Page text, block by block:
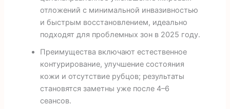
отложений с минимальной инвазивностью
и быстрым восстановлением, идеально
подходят для проблемных зон в 2025 году.
Преимущества включают естественное
контурирование, улучшение состояния
кожи и отсутствие рубцов; результаты
становятся заметны уже после 4–6
сеансов.